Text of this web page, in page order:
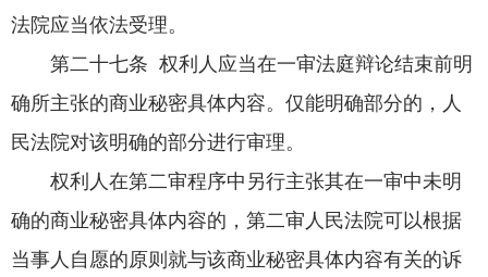
法院应当依法受理。
第二十七条 权利人应当在一审法庭辩论结束前明
确所主张的商业秘密具体内容。仅能明确部分的，人
民法院对该明确的部分进行审理。
权利人在第二审程序中另行主张其在一审中未明
确的商业秘密具体内容的，第二审人民法院可以根据
当事人自愿的原则就与该商业秘密具体内容有关的诉